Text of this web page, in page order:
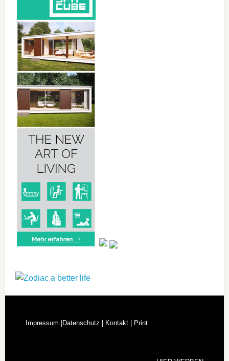
Impressum | Datenschutz | Kontakt | Print